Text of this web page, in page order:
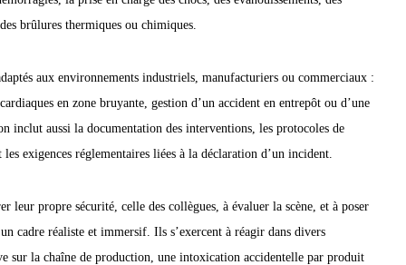
brûlures thermiques ou chimiques.
aux environnements industriels, manufacturiers ou commerciaux :
en zone bruyante, gestion d’un accident en entrepôt ou d’une
inclut aussi la documentation des interventions, les protocoles de
exigences réglementaires liées à la déclaration d’un incident.
leur propre sécurité, celle des collègues, à évaluer la scène, et à poser
cadre réaliste et immersif. Ils s’exercent à réagir dans divers
sur la chaîne de production, une intoxication accidentelle par produit